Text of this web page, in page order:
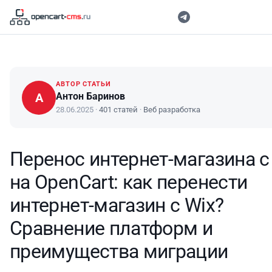
А
АВТОР СТАТЬИ
Антон Баринов
28.06.2025 · 401 статей · Веб разработка
Перенос интернет-магазина
на OpenCart: как перенести
интернет-магазин с Wix?
Сравнение платформ и
преимущества миграции